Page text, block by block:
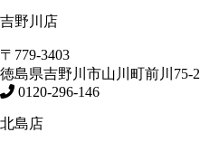
吉野川店
〒779-3403
徳島県吉野川市山川町前川75-2
0120-296-146
北島店